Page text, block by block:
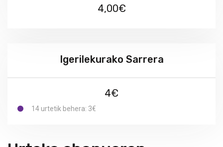
4,00€
Igerilekurako Sarrera
4€
14 urtetik behera: 3€